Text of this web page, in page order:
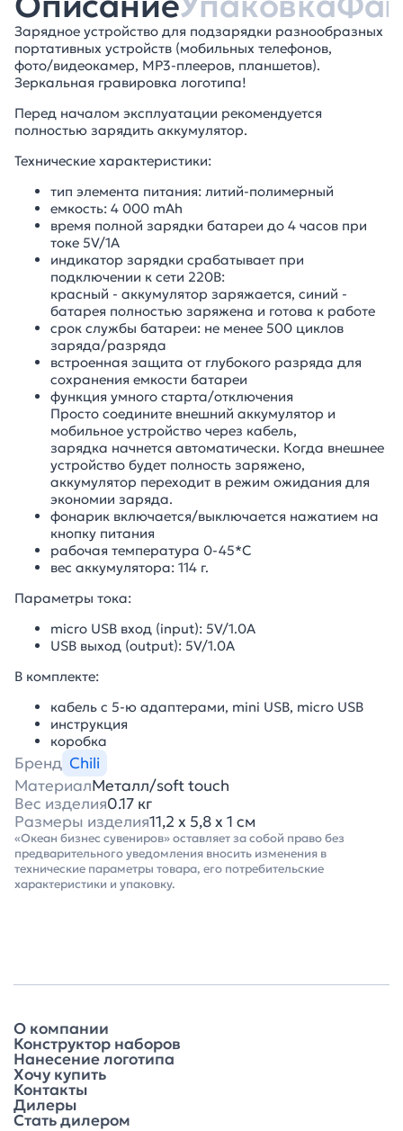
Зарядное устройство для подзарядки разнообразных
портативных устройств (мобильных телефонов,
фото/видеокамер, MP3-плееров, планшетов).
Зеркальная гравировка логотипа!
Перед началом эксплуатации рекомендуется
полностью зарядить аккумулятор.
Технические характеристики:
тип элемента питания: литий-полимерный
емкость: 4 000 mAh
время полной зарядки батареи до 4 часов при
токе 5V/1А
индикатор зарядки срабатывает при
подключении к сети 220В:
красный - аккумулятор заряжается, синий -
батарея полностью заряжена и готова к работе
срок службы батареи: не менее 500 циклов
заряда/разряда
встроенная защита от глубокого разряда для
сохранения емкости батареи
функция умного старта/отключения
Просто соедините внешний аккумулятор и
мобильное устройство через кабель,
зарядка начнется автоматически. Когда внешнее
устройство будет полность заряжено,
аккумулятор переходит в режим ожидания для
экономии заряда.
фонарик включается/выключается нажатием на
кнопку питания
рабочая температура 0-45*С
вес аккумулятора: 114 г.
Параметры тока:
micro USB вход (input): 5V/1.0А
USB выход (output): 5V/1.0A
В комплекте:
кабель с 5-ю адаптерами, mini USB, micro USB
инструкция
коробка
Бренд Chili
МатериалМеталл/soft touch
Вес изделия0.17 кг
Размеры изделия11,2 х 5,8 х 1 см
«Океан бизнес сувениров» оставляет за собой право без
предварительного уведомления вносить изменения в
технические параметры товара, его потребительские
характеристики и упаковку.
О компании
Конструктор наборов
Нанесение логотипа
Хочу купить
Контакты
Дилеры
Стать дилером